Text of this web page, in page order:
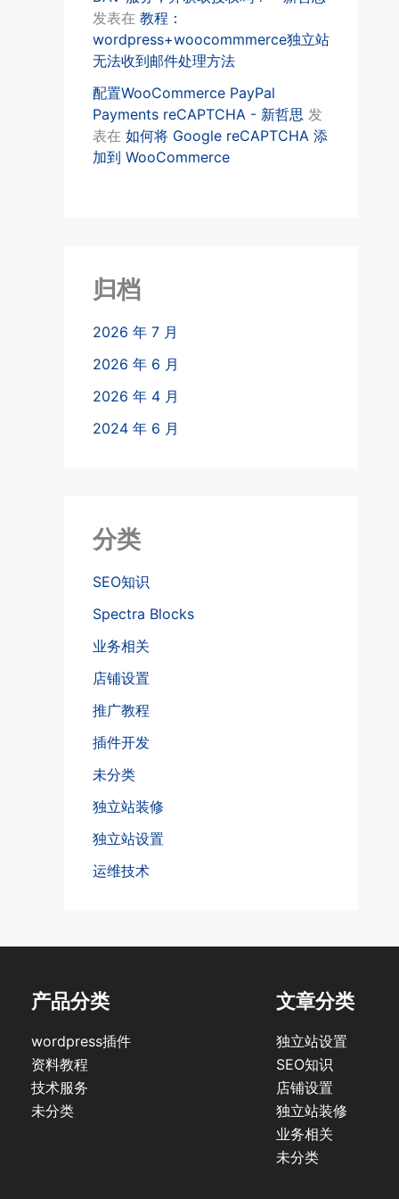
发表在 教程：
wordpress+woocommmerce独立站
无法收到邮件处理方法
配置WooCommerce PayPal
Payments reCAPTCHA - 新哲思 发
表在 如何将 Google reCAPTCHA 添
加到 WooCommerce
归档
2026 年 7 月
2026 年 6 月
2026 年 4 月
2024 年 6 月
分类
SEO知识
Spectra Blocks
业务相关
店铺设置
推广教程
插件开发
未分类
独立站装修
独立站设置
运维技术
产品分类
wordpress插件
资料教程
技术服务
未分类
文章分类
独立站设置
SEO知识
店铺设置
独立站装修
业务相关
未分类